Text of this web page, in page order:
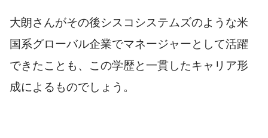
大朗さんがその後シスコシステムズのような米
国系グローバル企業でマネージャーとして活躍
できたことも、この学歴と一貫したキャリア形
成によるものでしょう。